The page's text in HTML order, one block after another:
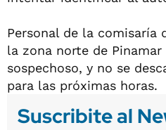
Personal de la comisaría
la zona norte de Pinamar
sospechoso, y no se
para las próximas horas.
Suscribite al